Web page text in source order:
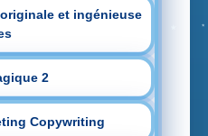
et ingénieuse
2
Copywriting